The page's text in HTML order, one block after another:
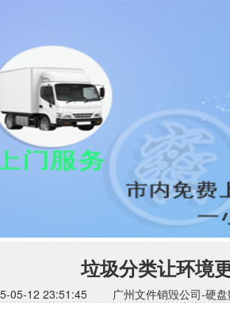
垃圾分类让环境
05-12 23:51:45 广州文件销毁公司-硬